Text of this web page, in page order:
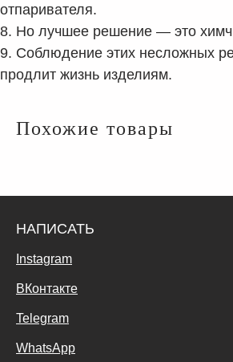
отпаривателя.
8. Но лучшее решение — это
9. Соблюдение этих несложных
продлит жизнь изделиям.
Похожие товары
НАПИСАТЬ
Instagram
ВКонтакте
Telegram
WhatsApp